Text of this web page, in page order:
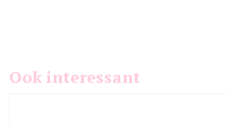
Ook interessant